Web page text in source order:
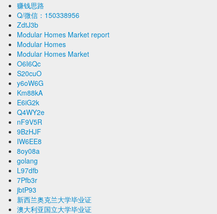
赚钱思路
Q/微信：150338956
ZdtJ3b
Modular Homes Market report
Modular Homes
Modular Homes Market
O6I6Qc
S20cuO
y6oW6G
Km88kA
E6iG2k
Q4WY2e
nF9V5R
9BzHJF
IW6EE8
8oy08a
golang
L97dfb
7Pfb3r
jbtP93
新西兰奥克兰大学毕业证
澳大利亚国立大学毕业证